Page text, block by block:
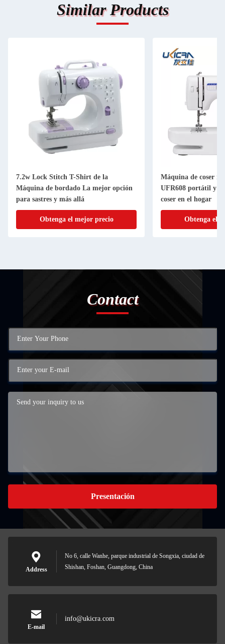
Similar Products
7.2w Lock Stitch T-Shirt de la
Máquina de bordado La mejor opción
para sastres y más allá
Obtenga el mejor precio
Máquina de coser
UFR608 portátil y
coser en el hogar
Obtenga el
Contact
Presentación
Address
No 6, calle Wanhe, parque industrial de Songxia, ciudad de
Shishan, Foshan, Guangdong, China
E-mail
info@ukicra.com